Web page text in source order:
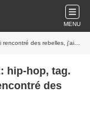
MENU
j'ai rencontré des artistes
hip-hop, tag.
des